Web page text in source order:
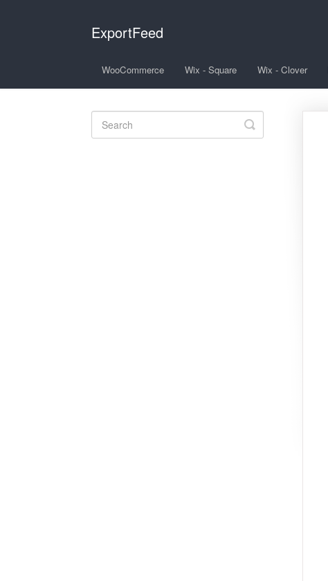
ExportFeed
WooCommerce Wix - Square Wix - Clover
Toggle
Search